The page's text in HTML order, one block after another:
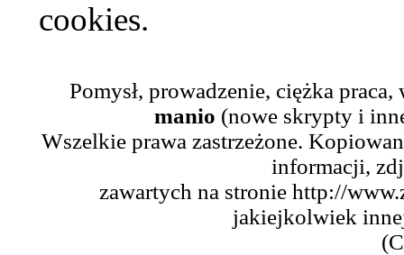
cookies.
Pomysł, prowadzenie, ciężka
manio (nowe skrypty i
Wszelkie prawa zastrzeżone.
informacji,
zawartych na stronie http://
jakiejkolwiek